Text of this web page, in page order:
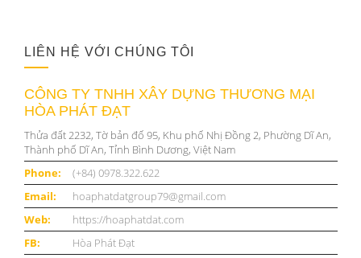
LIÊN HỆ VỚI CHÚNG TÔI
CÔNG TY TNHH XÂY DỰNG THƯƠNG MẠI
HÒA PHÁT ĐẠT
Thửa đất 2232, Tờ bản đố 95, Khu phố Nhị Đồng 2, Phường Dĩ An,
Thành phố Dĩ An, Tỉnh Bình Dương, Việt Nam
Phone:
(+84) 0978.322.622
Email:
hoaphatdatgroup79@gmail.com
Web:
https://hoaphatdat.com
FB:
Hòa Phát Đạt